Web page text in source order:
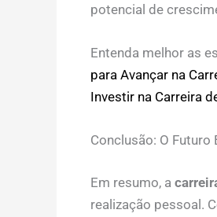
potencial de
Entenda melhor as
para Avançar na
Investir na Carreira
Conclusão: O Futuro
Em resumo, a
realização pessoal.